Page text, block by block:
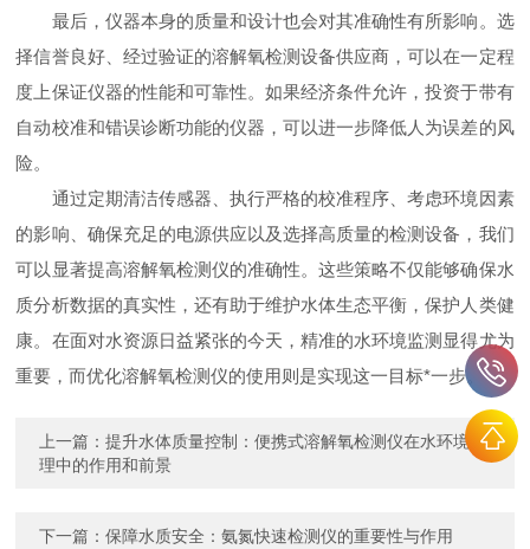
最后，仪器本身的质量和设计也会对其准确性有所影响。选
择信誉良好、经过验证的溶解氧检测设备供应商，可以在一定程
度上保证仪器的性能和可靠性。如果经济条件允许，投资于带有
自动校准和错误诊断功能的仪器，可以进一步降低人为误差的风
险。
通过定期清洁传感器、执行严格的校准程序、考虑环境因素
的影响、确保充足的电源供应以及选择高质量的检测设备，我们
可以显著提高溶解氧检测仪的准确性。这些策略不仅能够确保水
质分析数据的真实性，还有助于维护水体生态平衡，保护人类健
康。在面对水资源日益紧张的今天，精准的水环境监测显得尤为
重要，而优化溶解氧检测仪的使用则是实现这一目标*一步。
上一篇：提升水体质量控制：便携式溶解氧检测仪在水环境管
理中的作用和前景
下一篇：保障水质安全：氨氮快速检测仪的重要性与作用